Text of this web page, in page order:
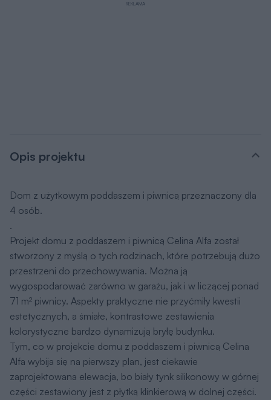
REKLAMA
Opis projektu
Dom z użytkowym poddaszem i piwnicą przeznaczony dla
4 osób.
.
Projekt domu z poddaszem i piwnicą Celina Alfa został
stworzony z myślą o tych rodzinach, które potrzebują dużo
przestrzeni do przechowywania. Można ją
wygospodarować zarówno w garażu, jak i w liczącej ponad
71 m² piwnicy. Aspekty praktyczne nie przyćmiły kwestii
estetycznych, a śmiałe, kontrastowe zestawienia
kolorystyczne bardzo dynamizują bryłę budynku.
Tym, co w projekcie domu z poddaszem i piwnicą Celina
Alfa wybija się na pierwszy plan, jest ciekawie
zaprojektowana elewacja, bo biały tynk silikonowy w górnej
części zestawiony jest z płytką klinkierową w dolnej części.